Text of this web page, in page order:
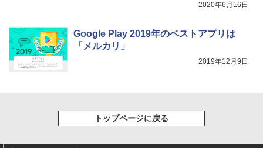
2020年6月16日
Google Play 2019年のベストアプリは
「メルカリ」
2019年12月9日
トップページに戻る